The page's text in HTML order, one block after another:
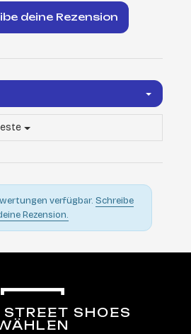
deine Rezension
verfügbar. Schreibe
Rezension.
SHOES